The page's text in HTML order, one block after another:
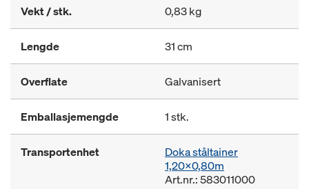
Vekt / stk. 0,83 kg
Lengde 31 cm
Overflate Galvanisert
Emballasjemengde 1 stk.
Transportenhet
Doka ståltainer
1,20x0,80m
Art.nr.: 583011000